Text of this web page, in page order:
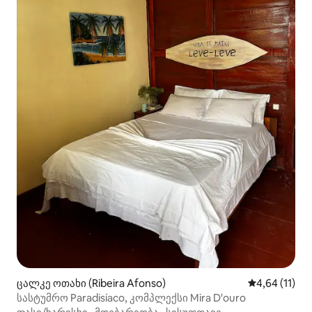
ცალკე ოთახი (Ribeira Afonso) საშუალო
4,64 (11)
სასტუმრო Paradisíaco, კომპლექსი Mira D'ouro